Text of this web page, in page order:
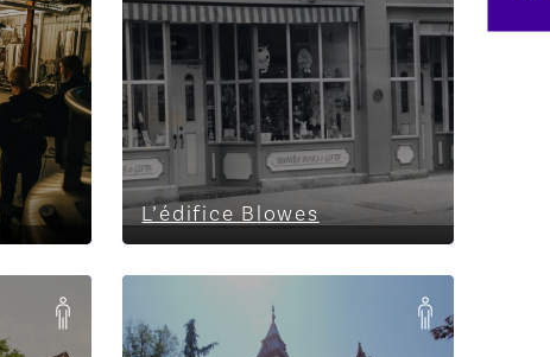
L’édifice Blowes
e
Palais de justice du comté de
Perth